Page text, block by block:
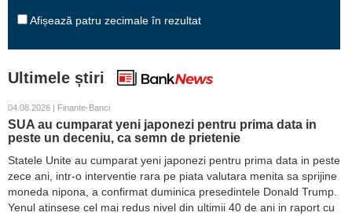
Afișează patru zecimale în rezultat
Ultimele știri
04.08.2026 | Finante-Banci
SUA au cumparat yeni japonezi pentru prima data in
peste un deceniu, ca semn de prietenie
Statele Unite au cumparat yeni japonezi pentru prima data in peste
zece ani, intr-o interventie rara pe piata valutara menita sa sprijine
moneda nipona, a confirmat duminica presedintele Donald Trump.
Yenul atinsese cel mai redus nivel din ultimii 40 de ani in raport cu